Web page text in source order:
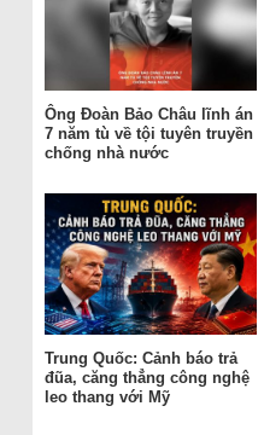
Ông Đoàn Bảo Châu lĩnh án
7 năm tù về tội tuyên truyền
chống nhà nước
Trung Quốc: Cảnh báo trả
đũa, căng thẳng công nghệ
leo thang với Mỹ